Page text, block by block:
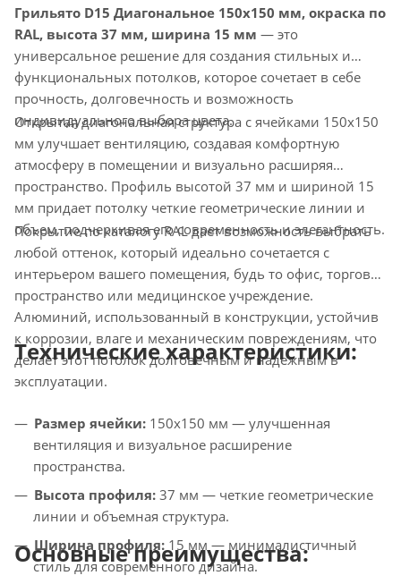
Грильято D15 Диагональное 150x150 мм, окраска по
RAL, высота 37 мм, ширина 15 мм — это
универсальное решение для создания стильных и
функциональных потолков, которое сочетает в себе
прочность, долговечность и возможность
индивидуального выбора цвета.
Открытая диагональная структура с ячейками 150x150
мм улучшает вентиляцию, создавая комфортную
атмосферу в помещении и визуально расширяя
пространство. Профиль высотой 37 мм и шириной 15
мм придает потолку четкие геометрические линии и
объем, подчеркивая его современность и элегантность.
Покрытие по каталогу RAL дает возможность выбрать
любой оттенок, который идеально сочетается с
интерьером вашего помещения, будь то офис, торговое
пространство или медицинское учреждение.
Алюминий, использованный в конструкции, устойчив
к коррозии, влаге и механическим повреждениям, что
делает этот потолок долговечным и надежным в
эксплуатации.
Технические характеристики:
Размер ячейки: 150x150 мм — улучшенная
вентиляция и визуальное расширение
пространства.
Высота профиля: 37 мм — четкие геометрические
линии и объемная структура.
Ширина профиля: 15 мм — минималистичный
стиль для современного дизайна.
Основные преимущества: